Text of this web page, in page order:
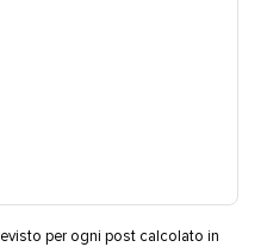
per ogni post calcolato in